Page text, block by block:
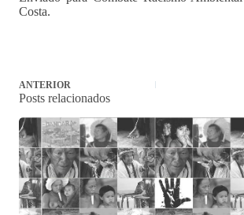
Costa.
ANTERIOR
Posts relacionados